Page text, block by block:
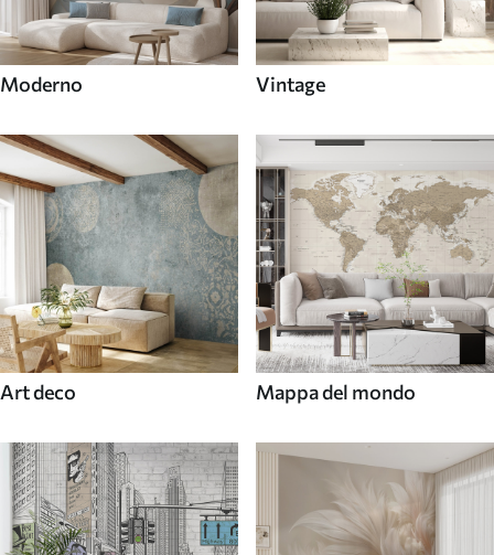
Moderno Vintage
Art deco Mappa del mondo